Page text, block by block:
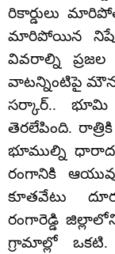
రికార్డులు
మారిపోయిన
వివరాల్ని ప్రజల
వాటన్నింటిపై
సర్కార్.. భూమి
తెరలేపింది.
భూముల్ని
రంగానికి
కూతవేటు
రంగారెడ్డి
గ్రామాల్లో